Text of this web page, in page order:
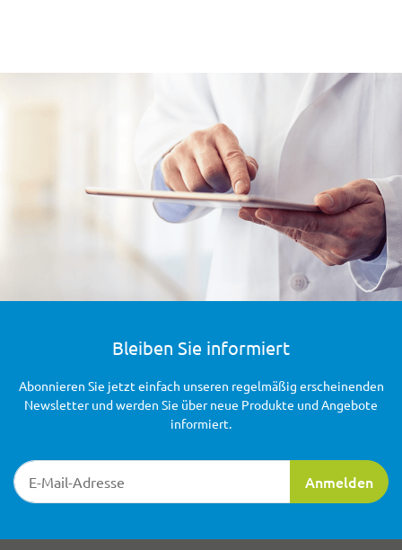
Bleiben Sie informiert
Newsletter-Registrierung
Anmelden
Abonnieren Sie jetzt einfach unseren regelmäßig erscheinenden
Newsletter und werden Sie über neue Produkte und Angebote
informiert.